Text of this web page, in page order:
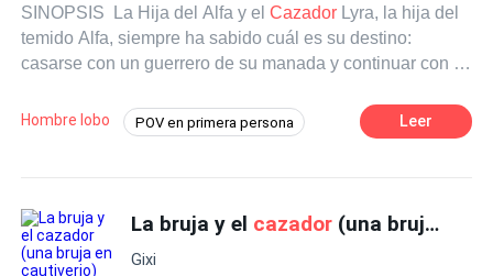
SINOPSIS La Hija del Alfa y elCazador
temido Alfa, siempre ha sabido cuál es su destino:
casarse con un guerrero de su manada y continuar con el
que acecha los límites del territorio, su mundo se
tambalea. Su conexión es instantánea, prohibida y
inevitable. Sin embargo, resistirse es imposible. Ahora,
Lyra debe tomar la decisión más difícil de su vida:
¿honrar su linaje y renunciar al amor, o desafiarlo todo
Hombre lobo POV en primera persona
Amor a Primera Vista Amor Secreto
Leer
La bruja y el cazador (una bruja en cautiverio)
Gixi